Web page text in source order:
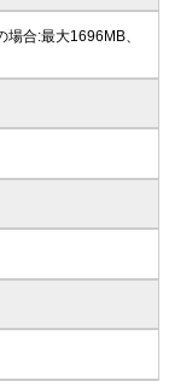
合:最大1696MB、